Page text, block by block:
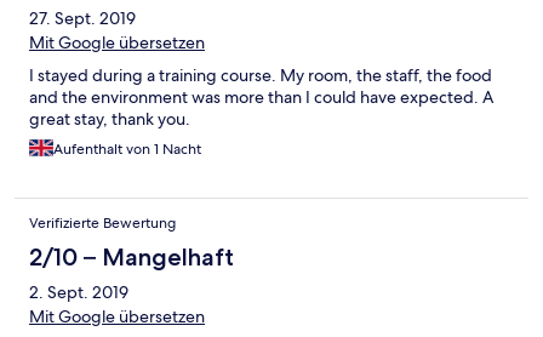
27. Sept. 2019
Mit Google übersetzen
I stayed during a training course. My room, the staff, the food
and the environment was more than I could have expected. A
great stay, thank you.
Aufenthalt von 1 Nacht
Verifizierte Bewertung
2/10 – Mangelhaft
2. Sept. 2019
Mit Google übersetzen